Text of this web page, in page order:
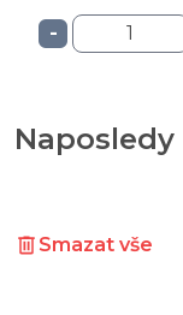
-
Smazat vše